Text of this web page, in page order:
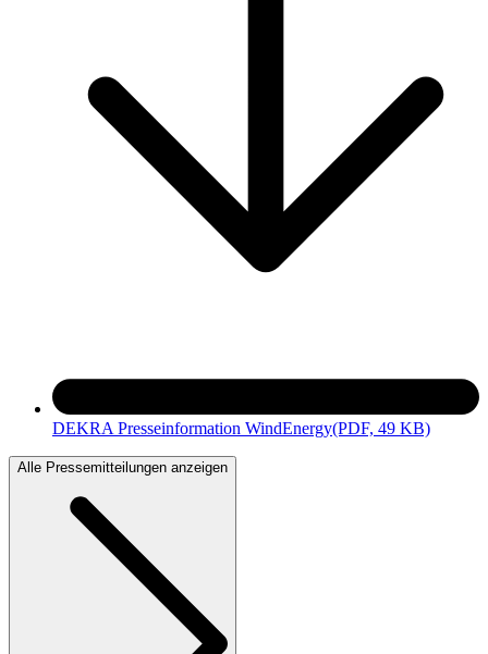
DEKRA Presseinformation WindEnergy(PDF, 49 KB)
Alle Pressemitteilungen anzeigen